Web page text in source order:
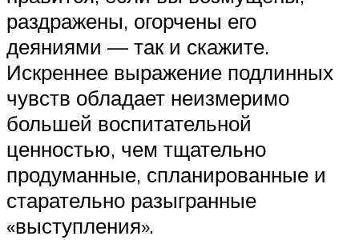
раздражены, огорчены его
деяниями — так и скажите.
Искреннее выражение подлинных
чувств обладает неизмеримо
большей воспитательной
ценностью, чем тщательно
продуманные, спланированные и
старательно разыгранные
«выступления».